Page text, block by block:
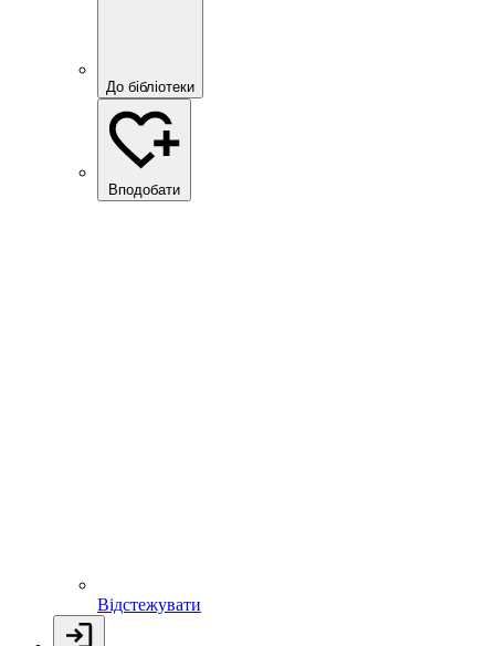
До бібліотеки
Вподобати
Відстежувати